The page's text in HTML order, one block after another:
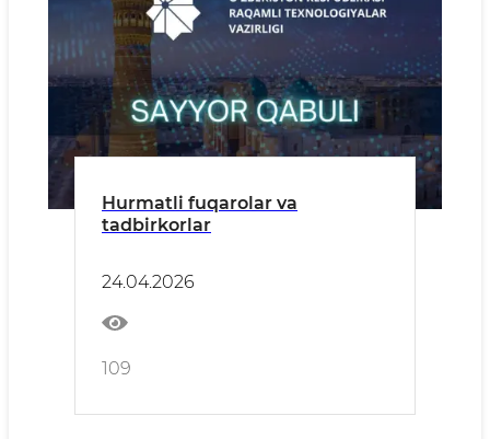
Hurmatli fuqarolar va
tadbirkorlar
24.04.2026
109